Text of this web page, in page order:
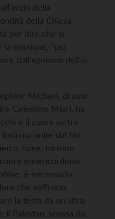
della
della Chiesa
per dire che si
missione, “per
dall'egoismo dell'io
Michael, di suor
Celestino Miori, ha
e il cuore su tre
ma unite dal filo
fame, turismo
misericordioso,
è necessario
che soffrono,
la testa da un'altra
il Pakistan, scossa da